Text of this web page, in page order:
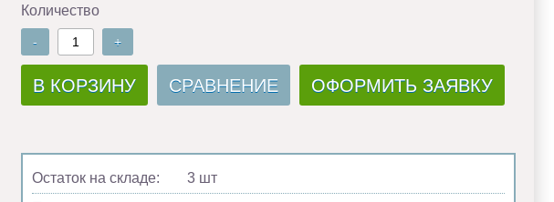
Количество
- +
В КОРЗИНУ СРАВНЕНИЕ ОФОРМИТЬ ЗАЯВКУ
Остаток на складе:
3 шт